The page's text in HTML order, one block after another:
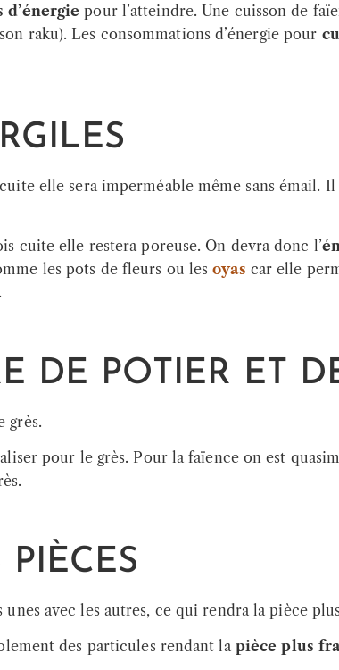
d’énergie pour l’atteindre. Une cuisson de
raku). Les consommations d’énergie pour
elle sera imperméable même sans émail.
cuite elle restera poreuse. On devra donc l’
les pots de fleurs ou lesoyas car elle
DE POTIER ET
grès.
pour le grès. Pour la faïence on est
avec les autres, ce qui rendra la pièce
des particules rendant lapièce plus